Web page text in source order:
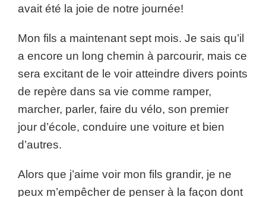
avait été la joie de notre journée!
Mon fils a maintenant sept mois. Je sais qu’il
a encore un long chemin à parcourir, mais ce
sera excitant de le voir atteindre divers points
de repère dans sa vie comme ramper,
marcher, parler, faire du vélo, son premier
jour d’école, conduire une voiture et bien
d’autres.
Alors que j’aime voir mon fils grandir, je ne
peux m’empêcher de penser à la façon dont